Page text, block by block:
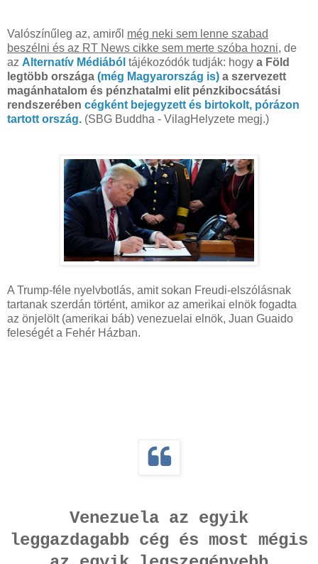
Valószínűleg az, amiről még neki sem lenne szabad
beszélni és az RT News cikke sem merte szóba hozni, de
az Alternatív Médiából tájékozódók tudják: hogy a Föld
legtöbb országa (még Magyarország is) a szervezett
magánhatalom és pénzhatalmi elit pénzkibocsátási
rendszerében cégként bejegyzett és birtokolt, pórázon
tartott ország. (SBG Buddha - VilagHelyzete megj.)
A Trump-féle nyelvbotlás, amit sokan Freudi-elszólásnak
tartanak szerdán történt, amikor az amerikai elnök fogadta
az önjelölt (amerikai báb) venezuelai elnök, Juan Guaido
feleségét a Fehér Házban.
Venezuela az egyik
leggazdagabb cég és most mégis